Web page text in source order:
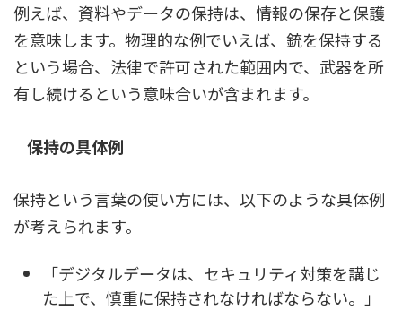
例えば、資料やデータの保持は、情報の保存と保護
を意味します。物理的な例でいえば、銃を保持する
という場合、法律で許可された範囲内で、武器を所
有し続けるという意味合いが含まれます。
保持の具体例
保持という言葉の使い方には、以下のような具体例
が考えられます。
「デジタルデータは、セキュリティ対策を講じ
た上で、慎重に保持されなければならない。」